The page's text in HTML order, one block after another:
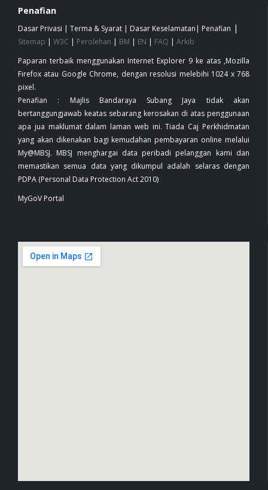
Penafian
Dasar Privasi | Terma & Syarat | Dasar Keselamatan | Penafian |
Sitemap | W3C | Perolehan | BM | EN | FAQ | Arkib
Paparan terbaik menggunakan Internet Explorer 9 ke atas ,Mozilla
Firefox atau Google Chrome, dengan resolusi melebihi 1024 x 768
pixel.
Penafian : Majlis Bandaraya Subang Jaya tidak akan
bertanggungjawab keatas sebarang kerosakan di atas penggunaan
apa jua maklumat dalam laman web ini. Tiada Caj Perkhidmatan
yang akan dikenakan bagi kemudahan pembayaran online melalui
My@MBSJ. MBSJ menghargai data peribadi pelanggan kami dan
memastikan semua data yang dikumpul adalah selaras dengan
PDPA (Personal Data Protection Act 2010)
MyGoV Portal